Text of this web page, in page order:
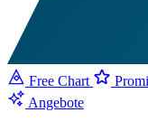
Free Chart
Angebote